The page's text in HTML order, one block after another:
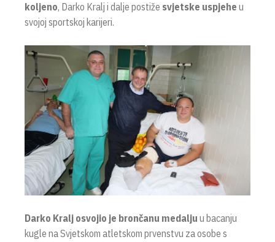
koljeno, Darko Kralj i dalje postiže svjetske uspjehe u
svojoj sportskoj karijeri.
Darko Kralj osvojio je brončanu medalju u bacanju
kugle na Svjetskom atletskom prvenstvu za osobe s